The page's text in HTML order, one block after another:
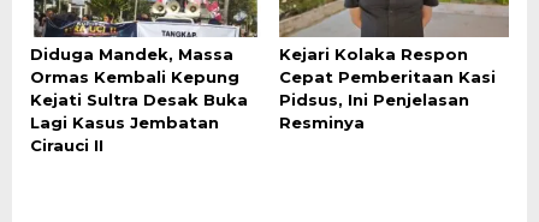
Diduga Mandek, Massa
Ormas Kembali Kepung
Kejati Sultra Desak Buka
Lagi Kasus Jembatan
Cirauci II
Kejari Kolaka Respon
Cepat Pemberitaan Kasi
Pidsus, Ini Penjelasan
Resminya